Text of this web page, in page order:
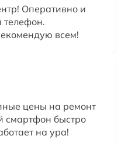
Оперативно и
телефон.
всем!
цены на ремонт
смартфон быстро
на ура!